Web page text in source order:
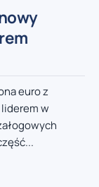
euro z
w